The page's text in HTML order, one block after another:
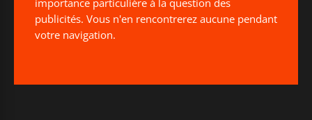
publicités. Vous n'en rencontrerez aucune pendant
votre navigation.